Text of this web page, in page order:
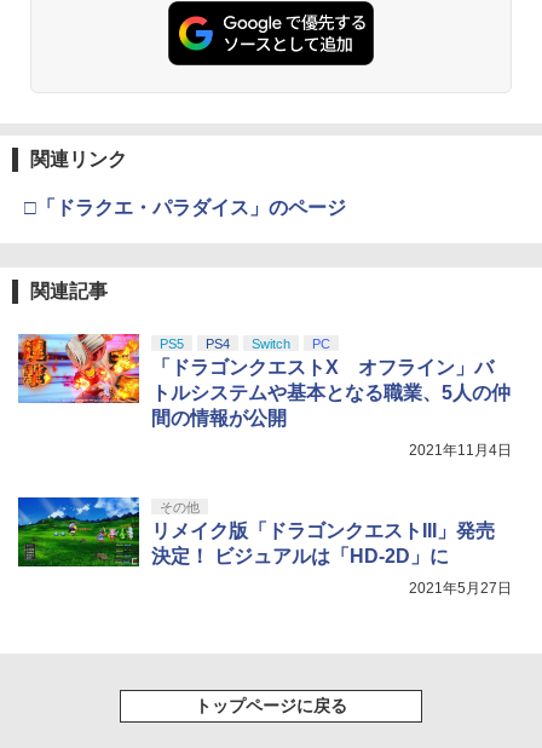
関連リンク
□「ドラクエ・パラダイス」のページ
関連記事
PS5 PS4 Switch PC
「ドラゴンクエストX オフライン」バ
トルシステムや基本となる職業、5人の仲
間の情報が公開
2021年11月4日
その他
リメイク版「ドラゴンクエストIII」発売
決定！ ビジュアルは「HD-2D」に
2021年5月27日
トップページに戻る